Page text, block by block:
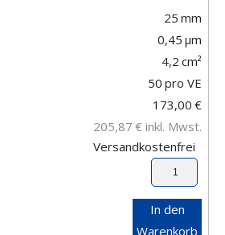
25 mm
0,45 μm
4,2 cm²
50 pro VE
173,00 €
205,87 € inkl. Mwst.
Versandkostenfrei
In den
Warenkorb